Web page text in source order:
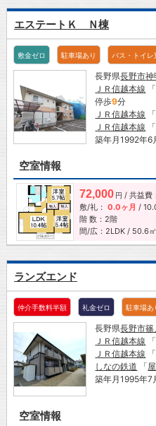
エステートＫ Ｎ棟
敷金ゼロ 駐車場あり バス・トイレ
長野県長野市神
ＪＲ信越本線 「
停歩9分
ＪＲ信越本線 「
ＪＲ信越本線 「
築年月1992年6
空室情報
72,000 円 / 共益費
敷/礼： 0.0ヶ月 /
階 数：2階
間/広：2LDK / 50.6㎡
ランズエンド
仲介手数料半額 礼金ゼロ 駐車場あ
長野県長野市篠
ＪＲ信越本線 「
ＪＲ信越本線 「
しなの鉄道 「
築年月1995年7
空室情報